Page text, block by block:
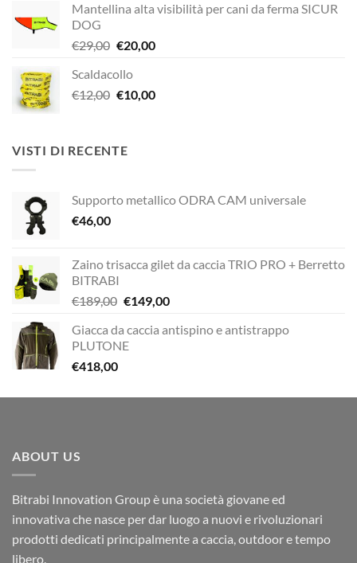
originale
€189,00.
attuale
Mantellina alta visibilità per cani da ferma SICUR
DOG
€29,00 Il
originale
era:
€20,00Il
è:
Scaldacollo
€12,00 Il
era:
€10,00Il
VISTI DI RECENTE
Supporto metallico ODRA CAM universale
€46,00
Zaino trisacca gilet da caccia TRIO PRO + Berretto
BITRABI
€189,00 Il
originale
era:
€149,00Il
attuale
Giacca da caccia antispino e antistrappo
PLUTONE
€418,00
ABOUT US
Bitrabi Innovation Group è una società giovane ed
innovativa che nasce per dar luogo a nuovi e rivoluzionari
prodotti dedicati principalmente a caccia, outdoor e tempo
libero.